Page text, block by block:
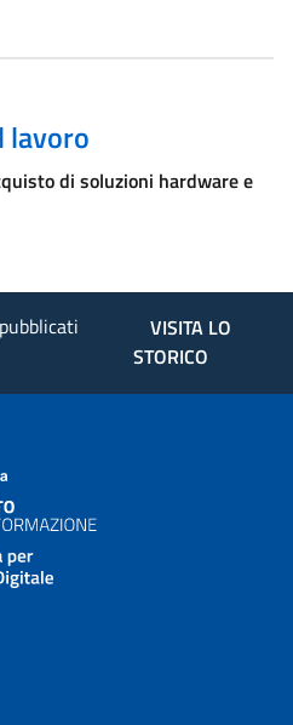
lavoro
di soluzioni hardware e
VISITA LO
STORICO